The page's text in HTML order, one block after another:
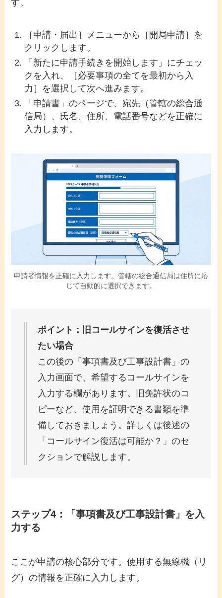
す。
［申請・届出］メニューから［開局申請］を
クリックします。
「新たに申請手続きを開始します」にチェッ
クを入れ、［必要事項の全てを最初から入
力］を選択して次へ進みます。
「申請書」のページで、宛先（管轄の総合通
信局）、氏名、住所、電話番号などを正確に
入力します。
申請者情報を正確に入力します。管轄の総合通信局は住所に応
じて自動的に選択できます。
ポイント：旧コールサインを復活させ
たい場合
この後の「事項書及び工事設計書」の
入力画面で、希望するコールサインを
入力する欄があります。旧免許状のコ
ピーなど、使用を証明できる書類を準
備しておきましょう。詳しくは後述の
「コールサイン復活は可能か？」のセ
クションで解説します。
ステップ4：「事項書及び工事設計書」を入
力する
ここが申請の核心部分です。使用する無線機（リ
グ）の情報を正確に入力します。